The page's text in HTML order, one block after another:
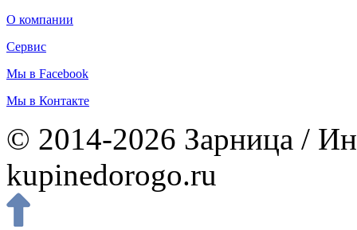
О компании
Сервис
Мы в Facebook
Мы в Контакте
© 2014-2026 Зарница /
kupinedorogo.ru